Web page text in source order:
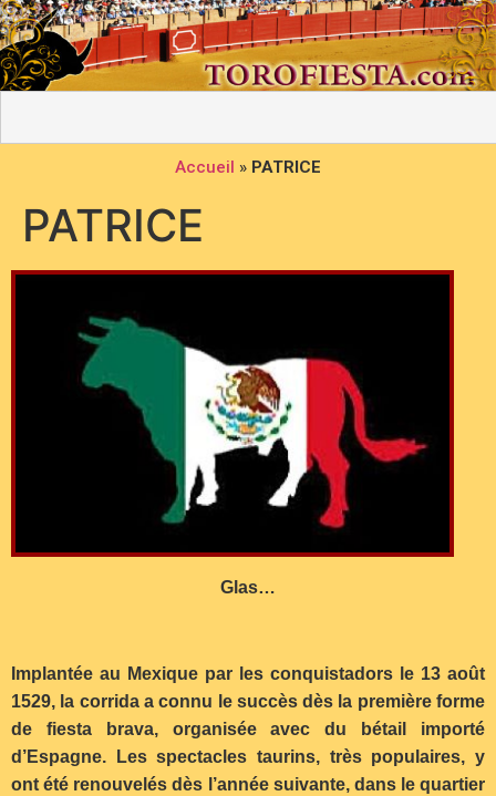
Accueil » PATRICE
PATRICE
Glas…
Implantée au Mexique par les conquistadors le 13 août
1529, la corrida a connu le succès dès la première forme
de fiesta brava, organisée avec du bétail importé
d’Espagne. Les spectacles taurins, très populaires, y
ont été renouvelés dès l’année suivante, dans le quartier